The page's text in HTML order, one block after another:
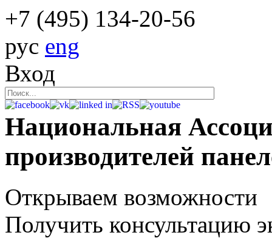
+7 (495) 134-20-56
рус eng
Вход
Национальная
производителей
Открываем возможности
Получить консультацию